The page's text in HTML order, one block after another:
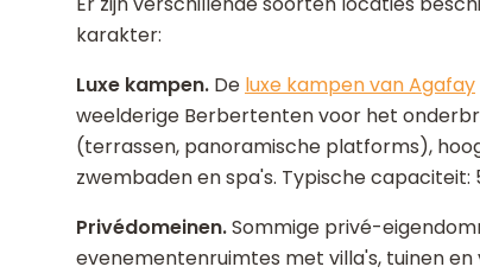
karakter:
Luxe kampen. De luxe kampen van Agafay
weelderige Berbertenten voor het
(terrassen, panoramische platforms),
zwembaden en spa's. Typische capaciteit:
Privédomeinen.Sommige privé-
evenementenruimtes met villa's, tuinen